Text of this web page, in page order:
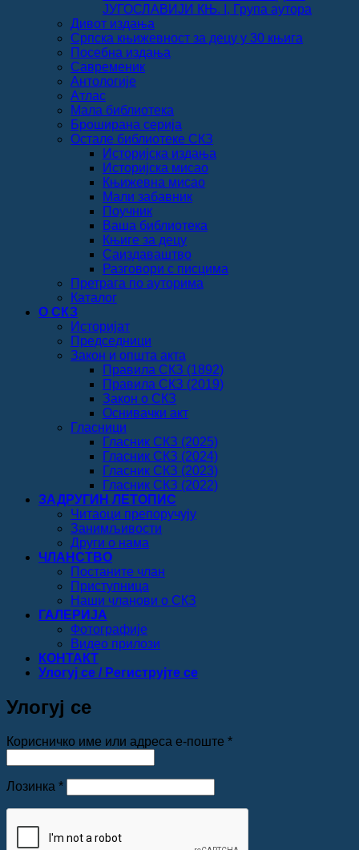
ЈУГОСЛАВИЈИ КЊ. I, Група аутора
Дивот издања
Српска књижевност за децу у 30 књига
Посебна издања
Савременик
Антологије
Атлас
Мала библиотека
Броширана серија
Остале библиотеке СКЗ
Историјска издања
Историјска мисао
Књижевна мисао
Мали забавник
Поучник
Ваша библиотека
Књиге за децу
Саиздаваштво
Разговори с писцима
Претрага по ауторима
Каталог
О СКЗ
Историјат
Председници
Закон и општа акта
Правила СКЗ (1892)
Правила СКЗ (2019)
Закон о СКЗ
Оснивачки акт
Гласници
Гласник СКЗ (2025)
Гласник СКЗ (2024)
Гласник СКЗ (2023)
Гласник СКЗ (2022)
ЗАДРУГИН ЛЕТОПИС
Читаоци препоручују
Занимљивости
Други о нама
ЧЛАНСТВО
Постаните члан
Приступница
Наши чланови о СКЗ
ГАЛЕРИЈА
Фотографије
Видео прилози
КОНТАКТ
Улогуј се / Региструјте се
Улогуј се
Корисничко име или адреса е-поште *Обавезно
Лозинка *Обавезно